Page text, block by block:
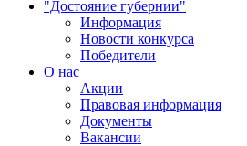
"Достояние губернии"
Информация
Новости конкурса
Победители
О нас
Акции
Правовая информация
Документы
Вакансии